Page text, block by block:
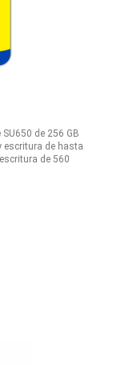
de 256 GB
escritura de hasta
de 560